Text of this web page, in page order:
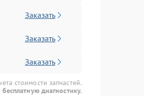
Заказать
Заказать
Заказать
стоимости запчастей.
диагностику.